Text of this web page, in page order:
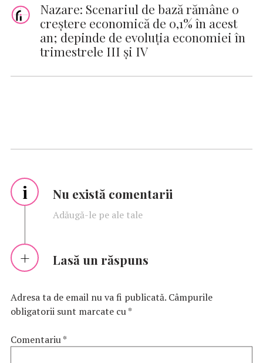
Nazare: Scenariul de bază rămâne o
creştere economică de 0,1% în acest
an; depinde de evoluţia economiei în
trimestrele III şi IV
i Nu există comentarii
Adăugă-le pe ale tale
Lasă un răspuns
Adresa ta de email nu va fi publicată. Câmpurile
obligatorii sunt marcate cu*
Comentariu*